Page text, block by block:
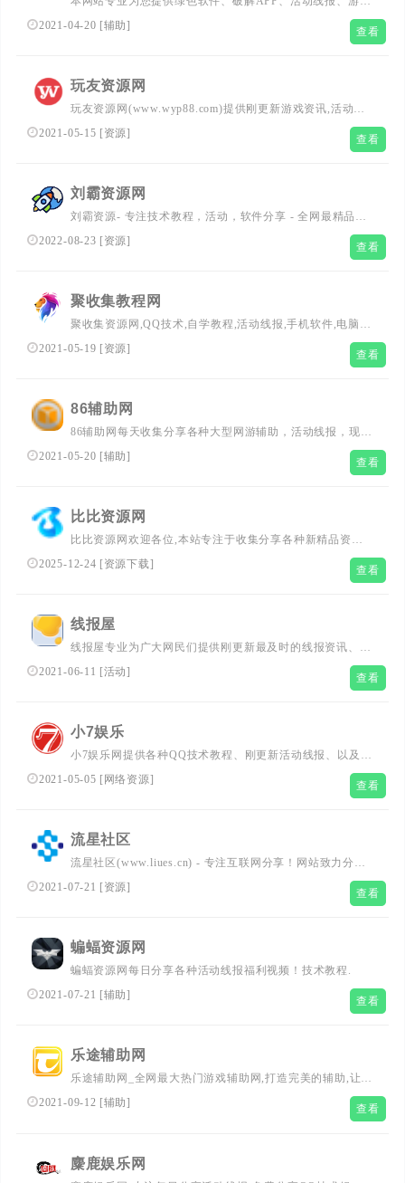
辅助工具、网站源码、现金红包等!想要了解更多冷兮辅助
网，我爱辅助网,游戏辅助网,辅助网,辅助论坛，我爱网，的
2021-04-20 [辅助] 查看
玩友资源网
玩友资源网(www.wyp88.com)提供刚更新游戏资讯,活动线
报,电影抢先看,QQ软件等。努力打造为全国网络爱好者提供
2021-05-15 [资源] 查看
刘霸资源网
刘霸资源- 专注技术教程，活动，软件分享 - 全网最精品免
费资源分享平台
2022-08-23 [资源] 查看
聚收集教程网
聚收集资源网,QQ技术,自学教程,活动线报,手机软件,电脑软
件,女孩福利,网站源码,网站推荐,美食菜谱,生活常识,等免费
2021-05-19 [资源] 查看
86辅助网
86辅助网每天收集分享各种大型网游辅助，活动线报，现金
活动，游戏技巧，网络技术，游戏辅助，破解软件，网赚经
2021-05-20 [辅助] 查看
比比资源网
比比资源网欢迎各位,本站专注于收集分享各种新精品资
源、活动线报、娱乐资讯、绿色软件、技术教程,还有来自
全网的网站模板、网站源码分享以及各种去广告软件下载.
2025-12-24 [资源下载] 查看
线报屋
线报屋专业为广大网民们提供刚更新最及时的线报资讯、又
将活动信息、微信红包活动、薅羊毛又将活动线报等信息。
2021-06-11 [活动] 查看
小7娱乐
小7娱乐网提供各种QQ技术教程、刚更新活动线报、以及各
种好玩的软件等、记得每天都要访问一下我们的网站，让生
2021-05-05 [ 网络资源] 查看
流星社区
流星社区(www.liues.cn) - 专注互联网分享！网站致力分享
免费游戏、软件下载、活动线报、网站源码、网络课程、影
视等资源共享，坚持分享网络技术资源，努力为各位网友呈
2021-07-21 [资源] 查看
蝙蝠资源网
蝙蝠资源网每日分享各种活动线报福利视频！技术教程.
2021-07-21 [辅助] 查看
乐途辅助网
乐途辅助网_全网最大热门游戏辅助网,打造完美的辅助,让你
变得更强,专注安卓APP游戏辅助活动网络刚更新新闻，资
源分享,活动线报，大型网游经典游戏，网络热门技术游戏
2021-09-12 [辅助] 查看
麋鹿娱乐网